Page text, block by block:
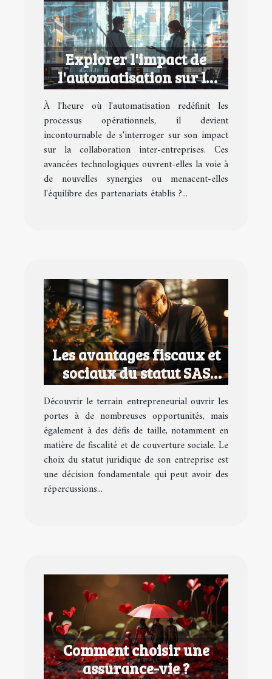
Explorer l'impact de
l'automatisation sur la
collaboration inter-
entreprises
À l'heure où l'automatisation redéfinit les
processus opérationnels, il devient
incontournable de s'interroger sur son impact
sur la collaboration inter-entreprises. Ces
avancées technologiques ouvrent-elles la voie à
de nouvelles synergies ou menacent-elles
l'équilibre des partenariats établis ?...
Les avantages fiscaux et
sociaux du statut SAS
pour les entrepreneurs
Découvrir le terrain entrepreneurial ouvrir les
portes à de nombreuses opportunités, mais
également à des défis de taille, notamment en
matière de fiscalité et de couverture sociale. Le
choix du statut juridique de son entreprise est
une décision fondamentale qui peut avoir des
répercussions...
Comment choisir une
assurance-vie ?